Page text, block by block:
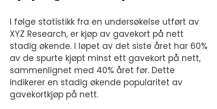
I følge statistikk fra en undersøkelse utført av
XYZ Research, er kjøp av gavekort på nett
stadig økende. I løpet av det siste året har 60%
av de spurte kjøpt minst ett gavekort på nett,
sammenlignet med 40% året før. Dette
indikerer en stadig økende popularitet av
gavekortkjøp på nett.